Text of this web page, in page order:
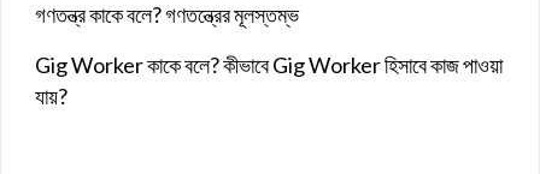
গণতন্ত্র কাকে বলে? গণতন্ত্রের মূলস্তম্ভ
Gig Worker কাকে বলে? কীভাবে Gig Worker হিসাবে কাজ পাওয়া
যায়?